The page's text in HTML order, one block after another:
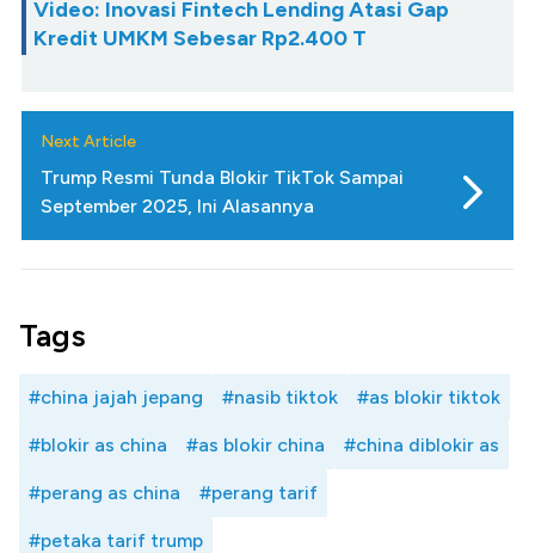
Video: Inovasi Fintech Lending Atasi Gap
Kredit UMKM Sebesar Rp2.400 T
Next Article
Trump Resmi Tunda Blokir TikTok Sampai
September 2025, Ini Alasannya
Tags
#china jajah jepang #nasib tiktok #as blokir tiktok
#blokir as china #as blokir china #china diblokir as
#perang as china #perang tarif
#petaka tarif trump